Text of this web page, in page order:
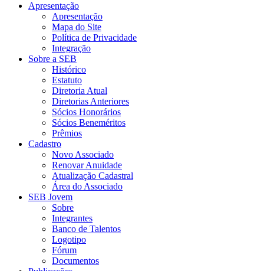
Apresentação
Apresentação
Mapa do Site
Política de Privacidade
Integração
Sobre a SEB
Histórico
Estatuto
Diretoria Atual
Diretorias Anteriores
Sócios Honorários
Sócios Beneméritos
Prêmios
Cadastro
Novo Associado
Renovar Anuidade
Atualização Cadastral
Área do Associado
SEB Jovem
Sobre
Integrantes
Banco de Talentos
Logotipo
Fórum
Documentos